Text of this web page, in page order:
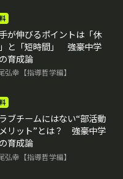
が伸びるポイントは「休
と「短時間」 強豪中学
育成論
弘幸【指導哲学編】
ブチームにはない“部活動
リット”とは？ 強豪中学
育成論
弘幸【指導哲学編】